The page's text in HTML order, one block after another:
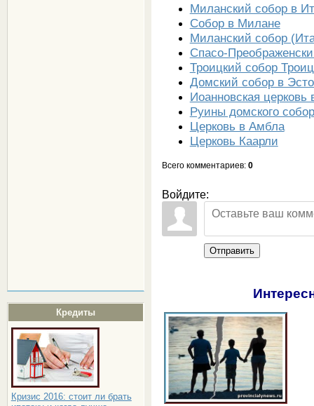
Кредиты
Кризис 2016: стоит ли брать
Миланский собор в
Собор в Милане
Миланский собор
Спасо-
Троицкий собор
Домский собор в
Иоанновская церковь
Руины домского
Церковь в Амбла
Церковь Каарли
Всего комментариев: 0
Войдите:
Отправить